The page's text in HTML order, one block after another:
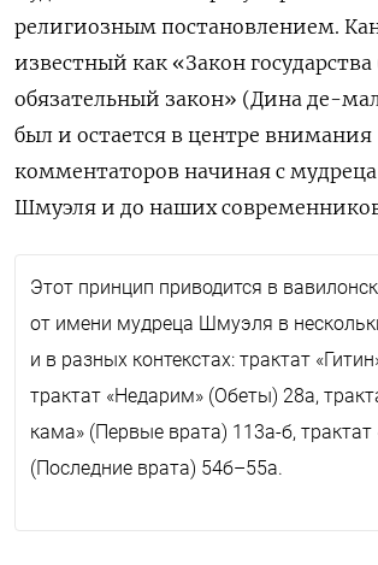
религиозным постановлением.
известный как «Закон
обязательный закон» (Дина де-
был и остается в центре внимания
комментаторов начиная с мудреца
Шмуэля и до наших
Этот принцип приводится в
от имени мудреца Шмуэля в
и в разных контекстах: трактат
трактат «Недарим» (Обеты) 28а,
кама» (Первые врата) 113а-б, трактат
(Последние врата) 54б–55а.